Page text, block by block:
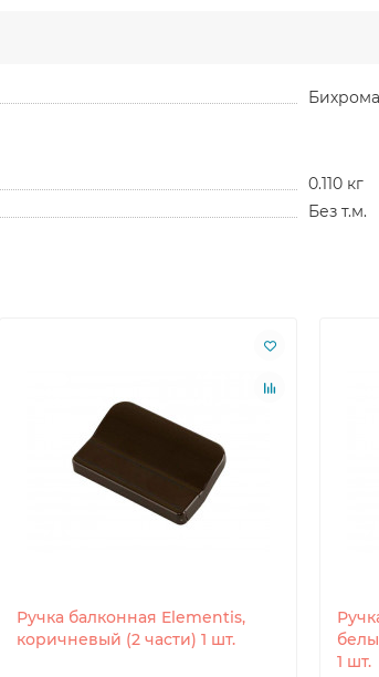
0.110 кг
Без т.м.
Ручка балконная Elementis,
коричневый (2 части) 1 шт.
1 шт.